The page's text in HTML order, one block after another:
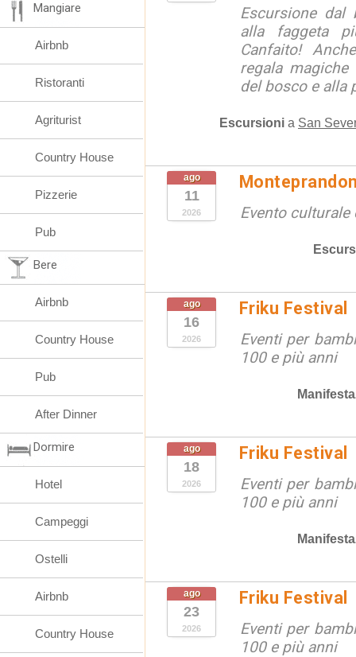
Escursione
alla faggeta
Canfaito!
regala
del bosco e alla
Escursioni a San
ago
11
2026 Evento
ago
16
2026
Friku Festival
Eventi per
100 e più anni
ago
18
2026
Friku Festival
Eventi per
100 e più anni
ago
23
2026
Friku Festival
Eventi per
100 e più anni
Mangiare
Airbnb
Ristoranti
Agriturist
Country House
Pizzerie
Pub
Bere
Airbnb
Country House
Pub
After Dinner
Dormire
Hotel
Campeggi
Ostelli
Airbnb
Country House